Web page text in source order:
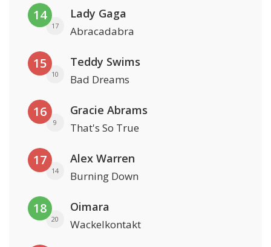
14
17
Lady Gaga
Abracadabra
15
10
Teddy Swims
Bad Dreams
16
9
Gracie Abrams
That's So True
17
14
Alex Warren
Burning Down
18
20
Oimara
Wackelkontakt